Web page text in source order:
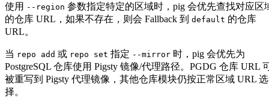
使用 --region 参数指定特定的区域时，pig 会优先查找对应区
的仓库 URL，如果不存在，则会 Fallback 到 default 的仓库
URL。
当 repo add 或 repo set 指定 --mirror 时，pig 会优先为
PostgreSQL 仓库使用 Pigsty 镜像/代理路径。PGDG 仓库 URL
被重写到 Pigsty 代理镜像，其他仓库模块仍按正常区域 URL 选
择。